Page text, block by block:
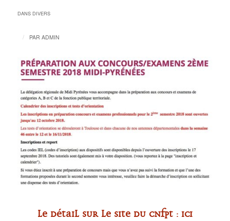
DANS DIVERS
/ PAR ADMIN
Le détail sur le site du CNFPT : ici